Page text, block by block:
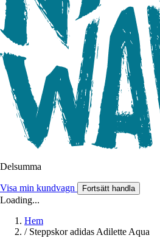
Delsumma
Visa min kundvagn Fortsätt handla
Loading...
Hem
/ Steppskor adidas Adilette Aqua